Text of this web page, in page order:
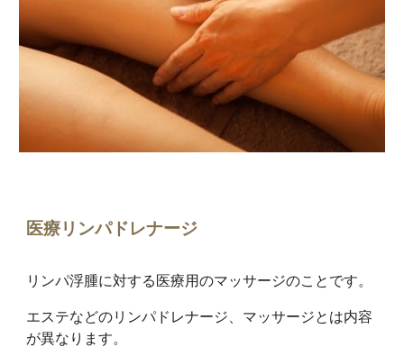
医療リンパドレナージ
リンパ浮腫に対する医療用のマッサージのことです。
エステなどのリンパドレナージ、マッサージとは内容
が異なります。